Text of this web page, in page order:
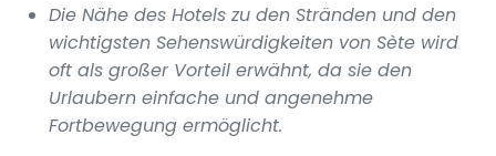
Die Nähe des Hotels zu den Stränden und den
wichtigsten Sehenswürdigkeiten von Sète wird
oft als großer Vorteil erwähnt, da sie den
Urlaubern einfache und angenehme
Fortbewegung ermöglicht.